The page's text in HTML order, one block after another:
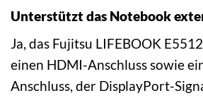
Unterstützt das Notebook
Ja, das Fujitsu LIFEBOOK
einen HDMI-Anschluss sowie
Anschluss, der DisplayPort-